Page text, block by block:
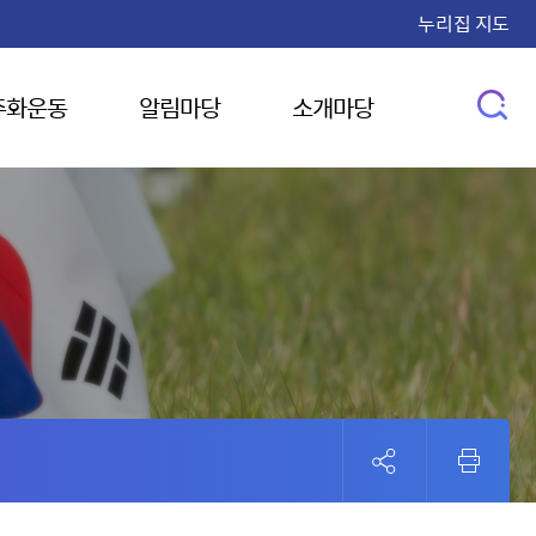
누리집 지도
운동 알림마당 소개마당